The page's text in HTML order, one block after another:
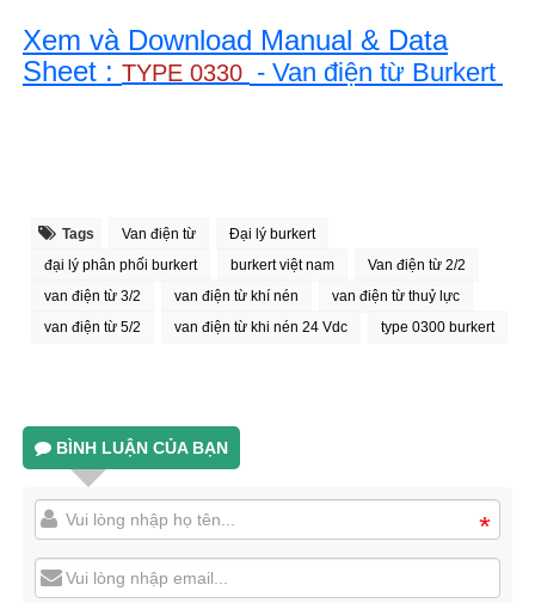
Xem và Download Manual & Data
Sheet : TYPE 0330 - Van điện từ Burkert
Tags Van điện từ
Đại lý burkert
đại lý phân phối burkert
burkert việt nam
Van điện từ 2/2
van điện từ 3/2
van điện từ khí nén
van điện từ thuỷ lực
van điện từ 5/2
van điện từ khi nén 24 Vdc type 0300 burkert
BÌNH LUẬN CỦA BẠN
*